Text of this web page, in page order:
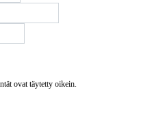
ovat täytetty oikein.